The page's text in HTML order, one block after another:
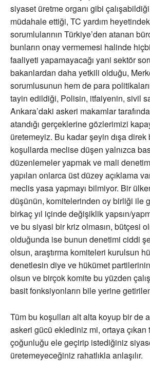
siyaset üretme organı gibi
müdahale ettiği, TC yardım
sorumlularının Türkiye’den atanan
bunların onay vermemesi halinde
faaliyeti yapamayacağı yani sektör
bakanlardan daha yetkili olduğu,
sorumlusunun hem de para
tayin edildiği, Polisin, itfaiyenin, sivil
Ankara’daki askeri makamlar
atandığı gerçeklerine gözlerimizi
üretemeyiz. Bu kadar şeyin dışa direk
koşullarda meclise düşen yalnızca
düzenlemeler yapmak ve mali
yapılan onlarca üst düzey açıklama
meclis yasa yapmayı bilmiyor. Bir
düşünün, komitelerinden oy birliği ile
birkaç yıl içinde değişiklik yapsın/
ve bu siyasi bir kriz olmasın, bütçesi
olduğunda ise bunun denetimi ciddi
olsun, araştırma komiteleri kurulsun
denetlesin diye ve hükümet
olsun ve birçok komite bu yüzden
basit fonksiyonların bile yerine
Tüm bu koşulları alt alta koyup bir de
askeri gücü eklediniz mi, ortaya
çoğunluğu ele geçirip istediğiniz
üretemeyeceğiniz rahatlıkla anlaşılır.